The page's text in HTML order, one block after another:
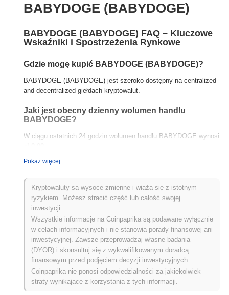
BABYDOGE (BABYDOGE)
BABYDOGE (BABYDOGE) FAQ – Kluczowe
Wskaźniki i Spostrzeżenia Rynkowe
Gdzie mogę kupić BABYDOGE (BABYDOGE)?
BABYDOGE (BABYDOGE) jest szeroko dostępny na centralized
and decentralized giełdach kryptowalut.
Jaki jest obecny dzienny wolumen handlu
BABYDOGE?
W ciągu ostatnich 24 godzin wolumen handlu BABYDOGE wynosi
Jaka jest historia zakresu cen BABYDOGE?
Najwyższy Poziom Historyczny (ATH):
Najniższy Poziom Historyczny (ATL): zł 0.00
BABYDOGE jest obecnie notowany
Jak BABYDOGE radzi sobie w porównaniu z
szerszym rynkiem kryptowalut?
W ciągu ostatnich 7 dni BABYDOGE zyskał 0.00%, osiągając
gorsze wyniki niż ogólny rynek kryptowalut który odnotował
wzrost o
Pokaż więcej
Kryptowaluty są wysoce zmienne i wiążą się z istotnym
ryzykiem. Możesz stracić część lub całość swojej
inwestycji.
Wszystkie informacje na Coinpaprika są podawane wyłącznie
w celach informacyjnych i nie stanowią porady finansowej ani
inwestycyjnej. Zawsze przeprowadzaj własne badania
(DYOR) i skonsultuj się z wykwalifikowanym doradcą
finansowym przed podjęciem decyzji inwestycyjnych.
Coinpaprika nie ponosi odpowiedzialności za jakiekolwiek
straty wynikające z korzystania z tych informacji.